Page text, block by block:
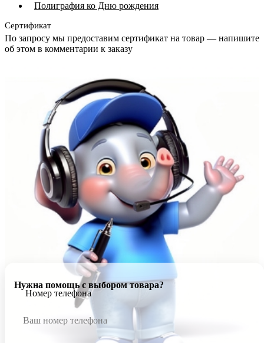
Полиграфия ко Дню рождения
Сертификат
По запросу мы предоставим сертификат на товар — напишите
об этом в комментарии к заказу
Нужна помощь с выбором товара?
Номер телефона